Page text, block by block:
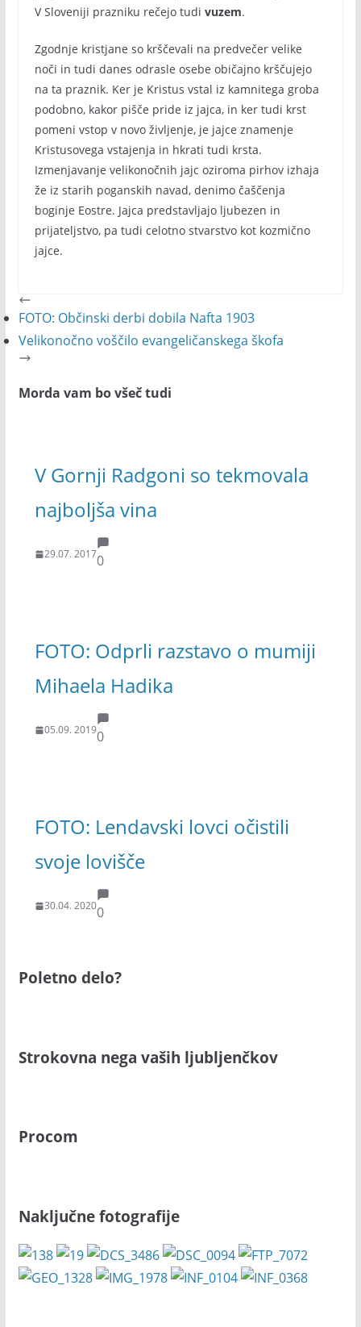
V Sloveniji prazniku rečejo tudi vuzem.
Zgodnje kristjane so krščevali na predvečer velike
noči in tudi danes odrasle osebe običajno krščujejo
na ta praznik. Ker je Kristus vstal iz kamnitega groba
podobno, kakor pišče pride iz jajca, in ker tudi krst
pomeni vstop v novo življenje, je jajce znamenje
Kristusovega vstajenja in hkrati tudi krsta.
Izmenjavanje velikonočnih jajc oziroma pirhov izhaja
že iz starih poganskih navad, denimo čaščenja
boginje Eostre. Jajca predstavljajo ljubezen in
prijateljstvo, pa tudi celotno stvarstvo kot kozmično
jajce.
FOTO: Občinski derbi dobila Nafta 1903
Velikonočno voščilo evangeličanskega škofa
Morda vam bo všeč tudi
V Gornji Radgoni so tekmovala
najboljša vina
29.07. 20170
FOTO: Odprli razstavo o mumiji
Mihaela Hadika
05.09. 20190
FOTO: Lendavski lovci očistili
svoje lovišče
30.04. 20200
Poletno delo?
Strokovna nega vaših ljubljenčkov
Procom
Naključne fotografije